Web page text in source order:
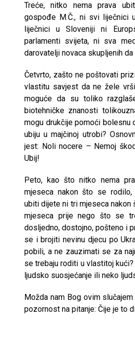
Treće, nitko nema prava
gospođe M.Č., ni svi liječnici
liječnici u Sloveniji ni
parlamenti svijeta, ni sva
darovatelji novaca skupljenih
Četvrto, zašto ne poštovati
vlastitu savjest da ne žele
moguće da su toliko
biotehničke znanosti
mogu drukčije pomoći bolesnu
ubiju u majčinoj utrobi?
jest: Noli nocere – Nemoj
Ubij!
Peto, kao što nitko nema
mjeseca nakon što se rodilo,
ubiti dijete ni tri mjeseca
mjeseca prije nego što se
dosljedno, dostojno, pošteno i
se i brojiti nevinu djecu po
pobili, a ne zauzimati se za
se trebaju roditi u vlastitoj
ljudsko suosjećanje ili neko
Možda nam Bog ovim
pozornost na pitanje: Čije je to